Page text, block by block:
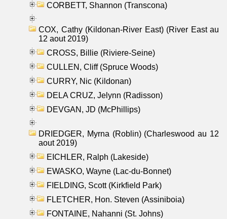
CORBETT, Shannon (Transcona)
COX, Cathy (Kildonan-River East) (River East au
12 aout 2019)
CROSS, Billie (Riviere-Seine)
CULLEN, Cliff (Spruce Woods)
CURRY, Nic (Kildonan)
DELA CRUZ, Jelynn (Radisson)
DEVGAN, JD (McPhillips)
DRIEDGER, Myrna (Roblin) (Charleswood au 12
aout 2019)
EICHLER, Ralph (Lakeside)
EWASKO, Wayne (Lac-du-Bonnet)
FIELDING, Scott (Kirkfield Park)
FLETCHER, Hon. Steven (Assiniboia)
FONTAINE, Nahanni (St. Johns)